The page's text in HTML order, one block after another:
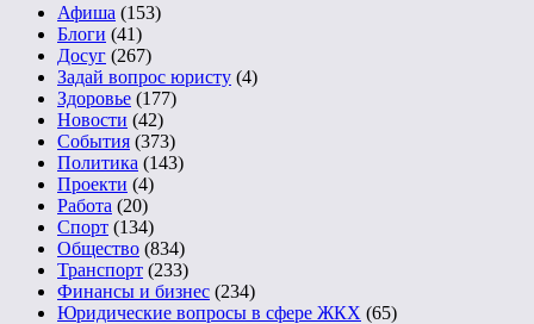
Афиша (153)
Блоги (41)
Досуг (267)
Задай вопрос юристу (4)
Здоровье (177)
Новости (42)
События (373)
Политика (143)
Проекти (4)
Работа (20)
Спорт (134)
Общество (834)
Транспорт (233)
Финансы и бизнес (234)
Юридические вопросы в сфере ЖКХ (65)